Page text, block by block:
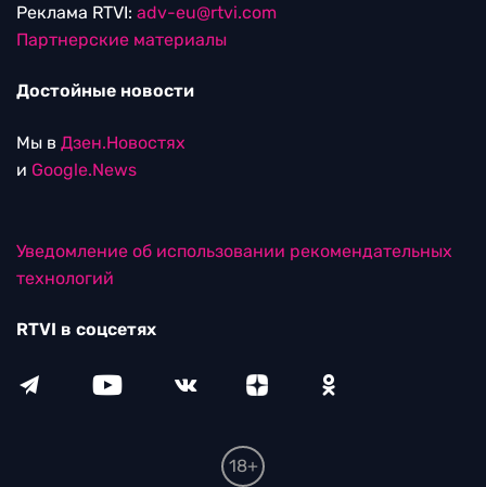
Реклама RTVI: adv-eu@rtvi.com
Партнерские материалы
Достойные новости
Мы в Дзен.Новостях
и Google.News
Уведомление об использовании рекомендательных
технологий
RTVI в соцсетях
18+